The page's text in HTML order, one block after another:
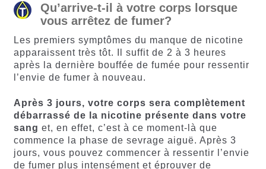
Qu’arrive-t-il à votre corps lorsque
vous arrêtez de fumer?
Les premiers symptômes du manque de nicotine
apparaissent très tôt. Il suffit de 2 à 3 heures
après la dernière bouffée de fumée pour ressentir
l’envie de fumer à nouveau.
Après 3 jours, votre corps sera complètement
débarrassé de la nicotine présente dans votre
sang et, en effet, c’est à ce moment-là que
commence la phase de sevrage aiguë. Après 3
jours, vous pouvez commencer à ressentir l’envie
de fumer plus intensément et éprouver de